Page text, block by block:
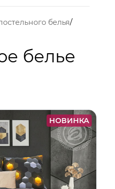
белья
белье
НОВИНКА